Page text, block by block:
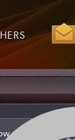
us via